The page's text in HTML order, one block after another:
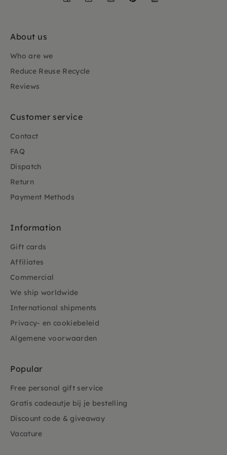
About us
Who are we
Reduce Reuse Recycle
Reviews
Customer service
Contact
FAQ
Dispatch
Return
Payment Methods
Information
Gift cards
Affiliates
Commercial
We ship worldwide
International shipments
Privacy- en cookiebeleid
Algemene voorwaarden
Popular
Free personal gift service
Gratis cadeautje bij je bestelling
Discount code & giveaway
Vacature